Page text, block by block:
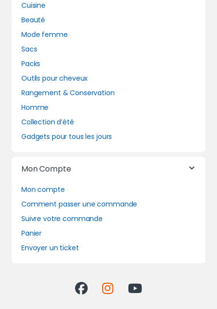
Cuisine
Beauté
Mode femme
Sacs
Packs
Outils pour cheveux
Rangement & Conservation
Homme
Collection d’été
Gadgets pour tous les jours
Mon Compte
Mon compte
Comment passer une commande
Suivre votre commande
Panier
Envoyer un ticket